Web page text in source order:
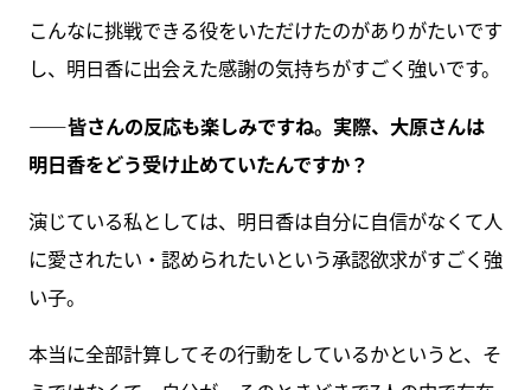
こんなに挑戦できる役をいただけたのがありがたいです
し、明日香に出会えた感謝の気持ちがすごく強いです。
――皆さんの反応も楽しみですね。実際、大原さんは
明日香をどう受け止めていたんですか？
演じている私としては、明日香は自分に自信がなくて人
に愛されたい・認められたいという承認欲求がすごく強
い子。
本当に全部計算してその行動をしているかというと、そ